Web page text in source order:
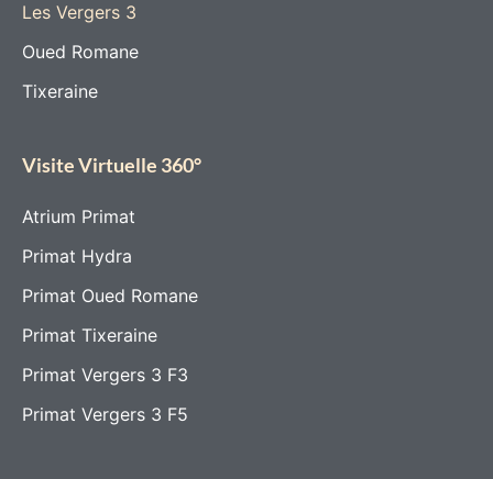
Les Vergers 3
Oued Romane
Tixeraine
Visite Virtuelle 360°
Atrium Primat
Primat Hydra
Primat Oued Romane
Primat Tixeraine
Primat Vergers 3 F3
Primat Vergers 3 F5